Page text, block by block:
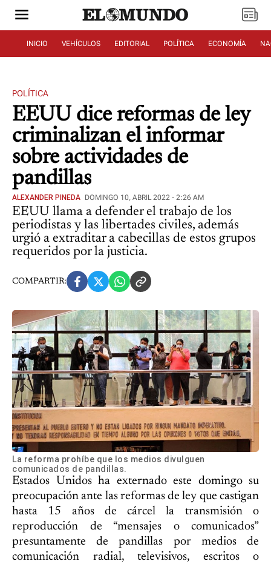
INICIO VEHÍCULOS EDITORIAL POLÍTICA ECONOMÍA
POLÍTICA
EEUU dice reformas de ley
criminalizan el informar
sobre actividades de
pandillas
ALEXANDER PINEDA DOMINGO 10, ABRIL 2022 - 2:26 AM
EEUU llama a defender el trabajo de los
periodistas y las libertades civiles, además
urgió a extraditar a cabecillas de estos grupos
requeridos por la justicia.
COMPARTIR:
La reforma prohíbe que los medios divulguen
comunicados de pandillas.
Estados Unidos ha externado este domingo su
preocupación ante las reformas de ley que castigan
hasta 15 años de cárcel la transmisión o
reproducción de “mensajes o comunicados”
presuntamente de pandillas por medios de
comunicación radial, televisivos, escritos o